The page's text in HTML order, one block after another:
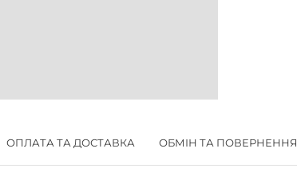
ОПЛАТА ТА ДОСТАВКА ОБМІН ТА ПОВЕРНЕННЯ